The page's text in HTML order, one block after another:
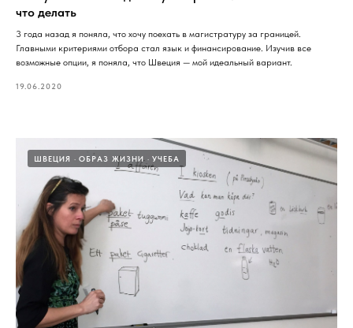
что делать
3 года назад я поняла, что хочу поехать в магистратуру за границей.
Главными критериями отбора стал язык и финансирование. Изучив все
возможные опции, я поняла, что Швеция — мой идеальный вариант.
19.06.2020
ШВЕЦИЯ ОБРАЗ ЖИЗНИ УЧЕБА